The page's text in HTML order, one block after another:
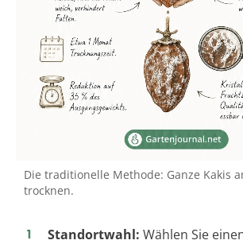
Die traditionelle Methode: Ganze Kakis
trocknen.
Standortwahl: Wählen Sie